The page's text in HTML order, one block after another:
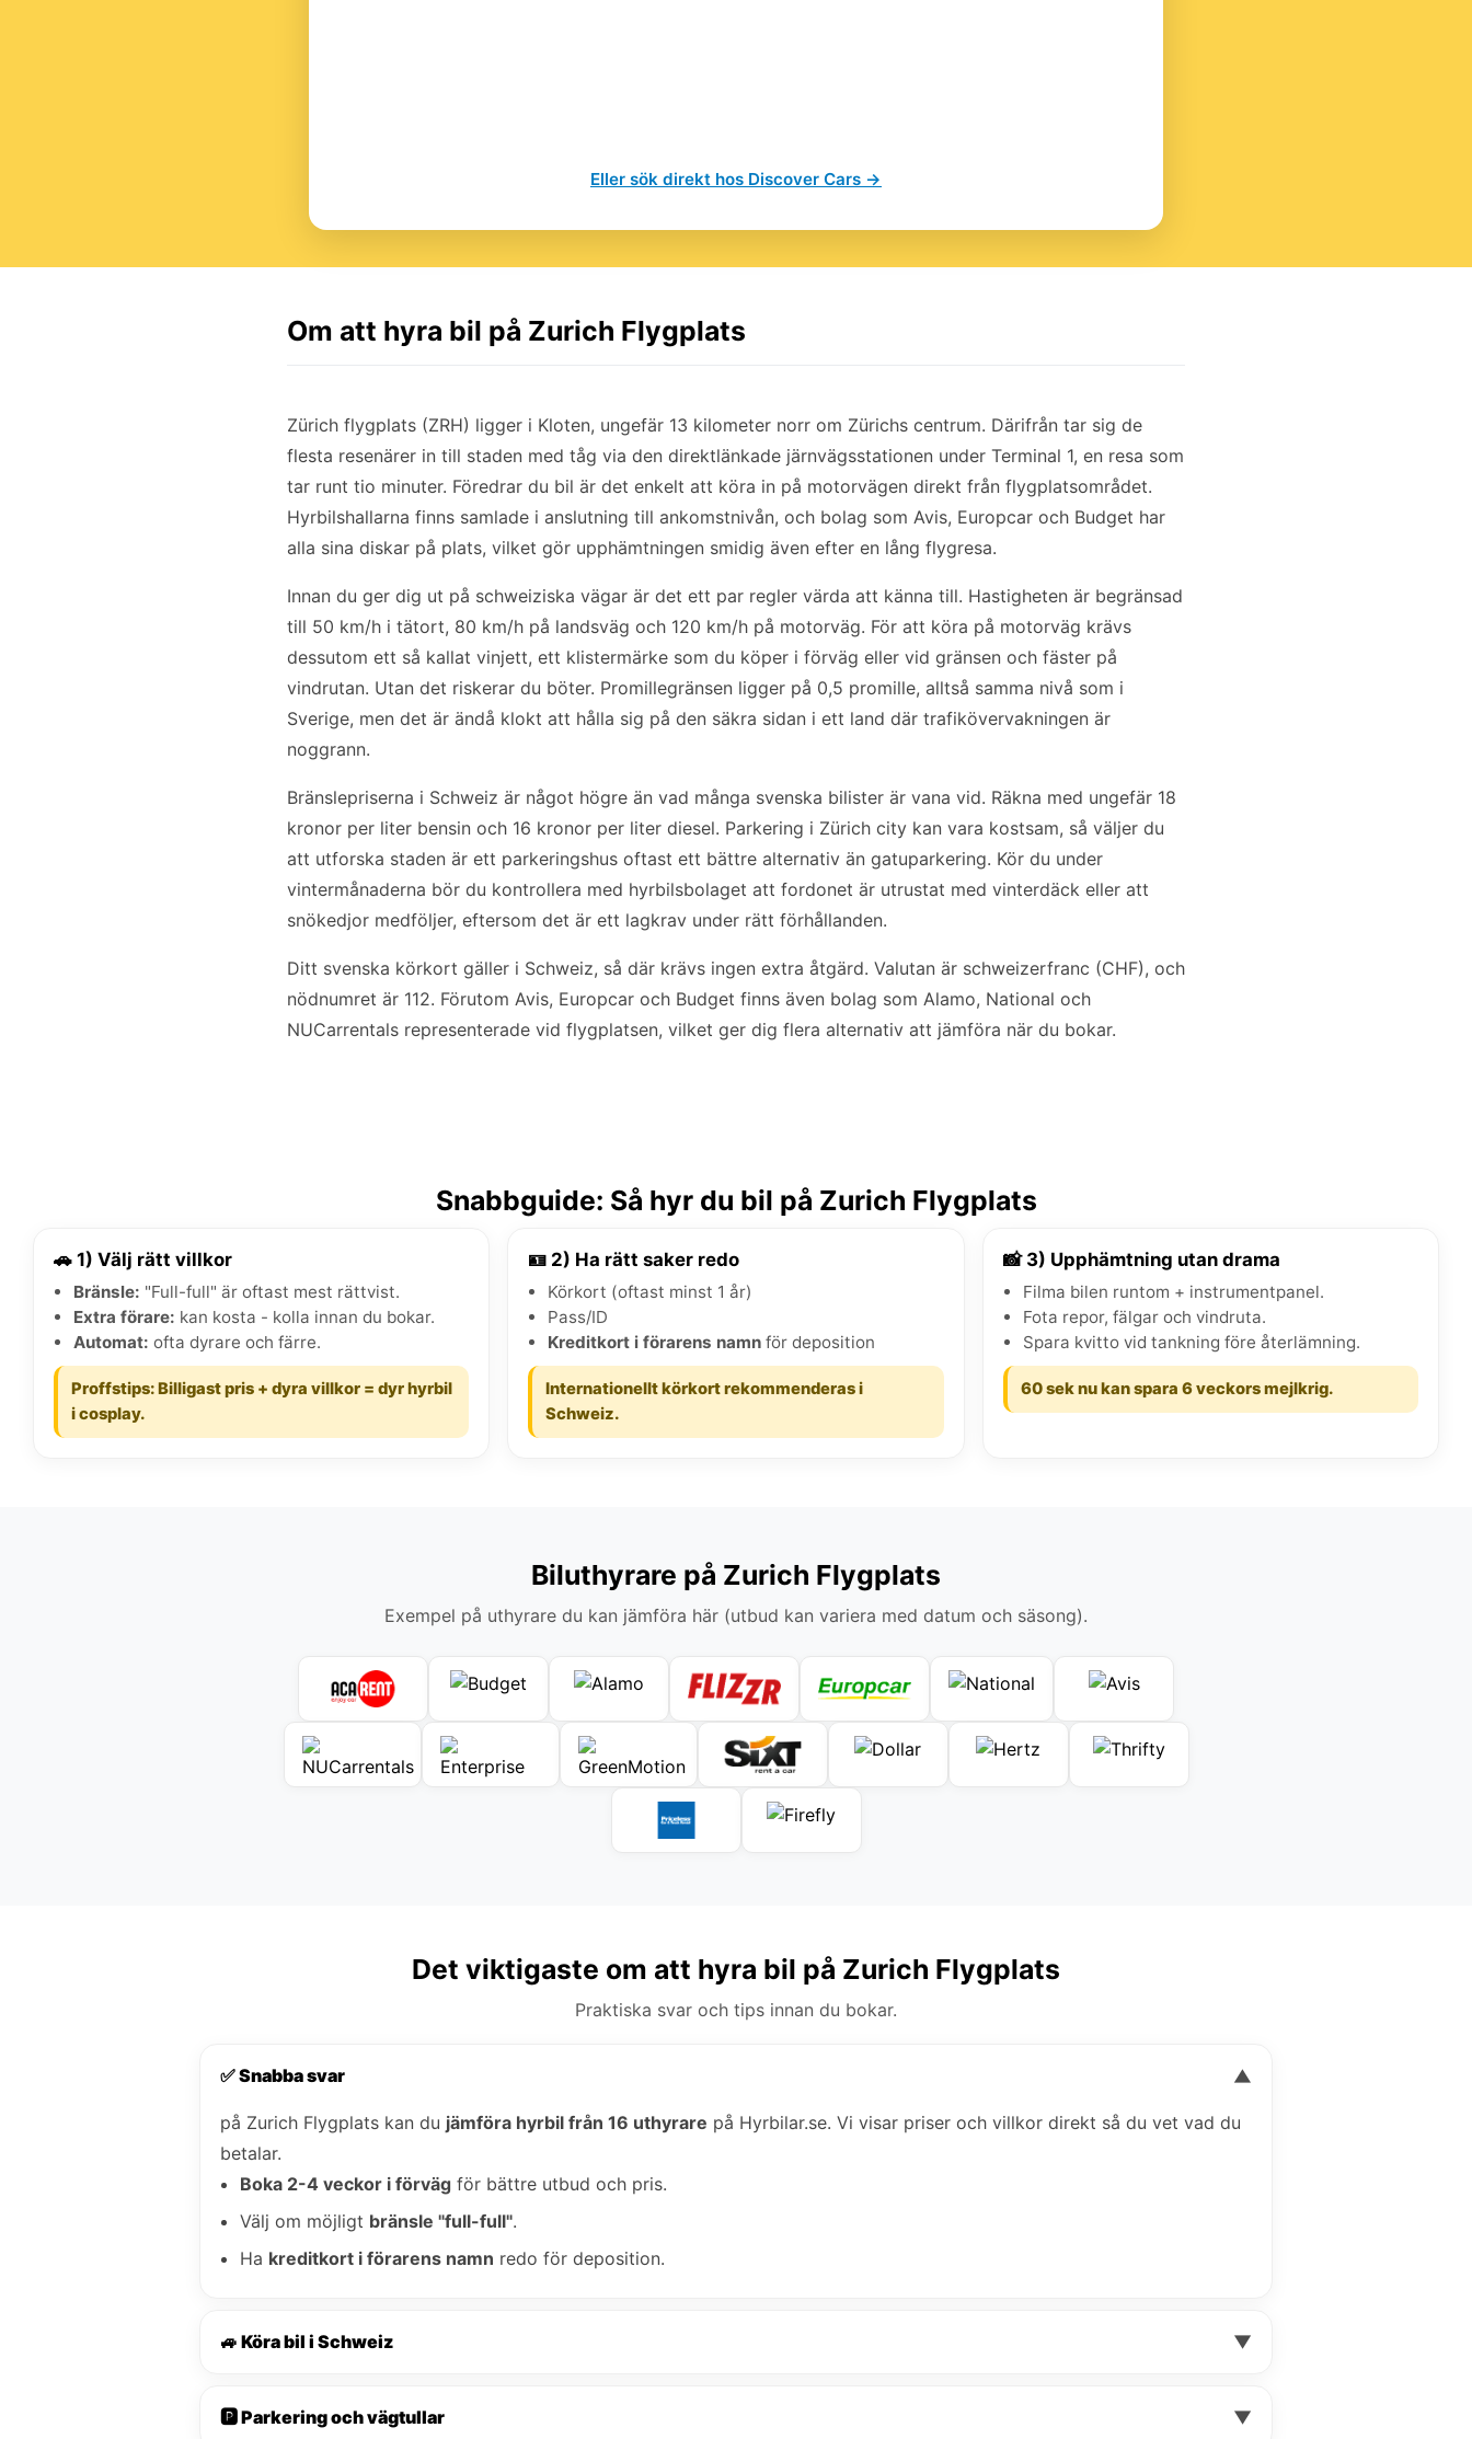
Eller sök direkt hos Discover Cars →
Om att hyra bil på Zurich Flygplats
Zürich flygplats (ZRH) ligger i Kloten, ungefär 13 kilometer norr om Zürichs centrum. Därifrån tar sig de
flesta resenärer in till staden med tåg via den direktlänkade järnvägsstationen under Terminal 1, en resa som
tar runt tio minuter. Föredrar du bil är det enkelt att köra in på motorvägen direkt från flygplatsområdet.
Hyrbilshallarna finns samlade i anslutning till ankomstnivån, och bolag som Avis, Europcar och Budget har
alla sina diskar på plats, vilket gör upphämtningen smidig även efter en lång flygresa.
Innan du ger dig ut på schweiziska vägar är det ett par regler värda att känna till. Hastigheten är begränsad
till 50 km/h i tätort, 80 km/h på landsväg och 120 km/h på motorväg. För att köra på motorväg krävs
dessutom ett så kallat vinjett, ett klistermärke som du köper i förväg eller vid gränsen och fäster på
vindrutan. Utan det riskerar du böter. Promillegränsen ligger på 0,5 promille, alltså samma nivå som i
Sverige, men det är ändå klokt att hålla sig på den säkra sidan i ett land där trafikövervakningen är
noggrann.
Bränslepriserna i Schweiz är något högre än vad många svenska bilister är vana vid. Räkna med ungefär 18
kronor per liter bensin och 16 kronor per liter diesel. Parkering i Zürich city kan vara kostsam, så väljer du
att utforska staden är ett parkeringshus oftast ett bättre alternativ än gatuparkering. Kör du under
vintermånaderna bör du kontrollera med hyrbilsbolaget att fordonet är utrustat med vinterdäck eller att
snökedjor medföljer, eftersom det är ett lagkrav under rätt förhållanden.
Ditt svenska körkort gäller i Schweiz, så där krävs ingen extra åtgärd. Valutan är schweizerfranc (CHF), och
nödnumret är 112. Förutom Avis, Europcar och Budget finns även bolag som Alamo, National och
NUCarrentals representerade vid flygplatsen, vilket ger dig flera alternativ att jämföra när du bokar.
Snabbguide: Så hyr du bil på Zurich Flygplats
🚗 1) Välj rätt villkor
Bränsle: "Full-full" är oftast mest rättvist.
Extra förare: kan kosta - kolla innan du bokar.
Automat: ofta dyrare och färre.
Proffstips: Billigast pris + dyra villkor = dyr hyrbil
i cosplay.
🪪 2) Ha rätt saker redo
Körkort (oftast minst 1 år)
Pass/ID
Kreditkort i förarens namn för deposition
Internationellt körkort rekommenderas i
Schweiz.
📸 3) Upphämtning utan drama
Filma bilen runtom + instrumentpanel.
Fota repor, fälgar och vindruta.
Spara kvitto vid tankning före återlämning.
60 sek nu kan spara 6 veckors mejlkrig.
Biluthyrare på Zurich Flygplats
Exempel på uthyrare du kan jämföra här (utbud kan variera med datum och säsong).
Det viktigaste om att hyra bil på Zurich Flygplats
Praktiska svar och tips innan du bokar.
✅ Snabba svar ▼
på Zurich Flygplats kan du jämföra hyrbil från 16 uthyrare på Hyrbilar.se. Vi visar priser och villkor direkt så du vet vad du
betalar.
Boka 2-4 veckor i förväg för bättre utbud och pris.
Välj om möjligt bränsle "full-full".
Ha kreditkort i förarens namn redo för deposition.
🚙 Köra bil i Schweiz ▼
🅿️ Parkering och vägtullar ▼